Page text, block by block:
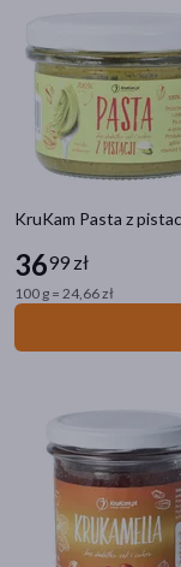
KruKam Pasta z
3699 zł
100 g = 24,66 zł